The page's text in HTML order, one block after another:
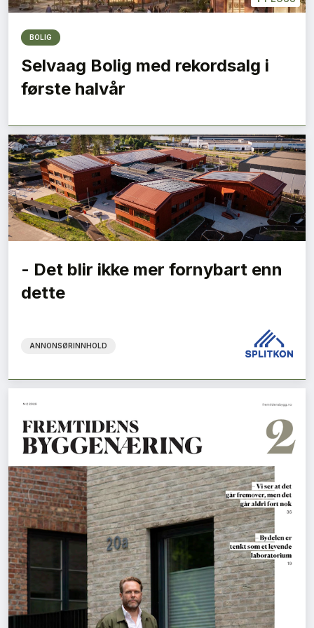
BOLIG
Selvaag Bolig med rekordsalg i
første halvår
- Det blir ikke mer fornybart enn
dette
ANNONSØRINNHOLD